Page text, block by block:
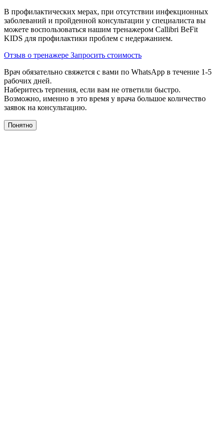
В профилактических мерах, при отсутствии инфекционных
заболеваний и пройденной консультации у специалиста вы
можете воспользоваться нашим тренажером Сallibri BeFit
KIDS для профилактики проблем с недержанием.
Отзыв о тренажере Запросить стоимость
Врач обязательно свяжется с вами по WhatsApp в течение 1-5
рабочих дней.
Наберитесь терпения, если вам не ответили быстро.
Возможно, именно в это время у врача большое количество
заявок на консультацию.
Понятно